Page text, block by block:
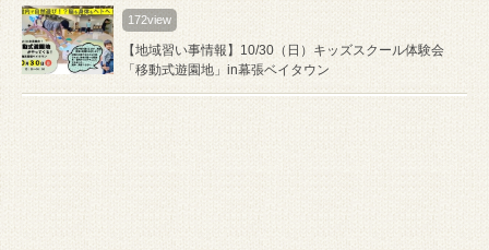
172view
【地域習い事情報】10/30（日）キッズスクール体験会
「移動式遊園地」in幕張ベイタウン